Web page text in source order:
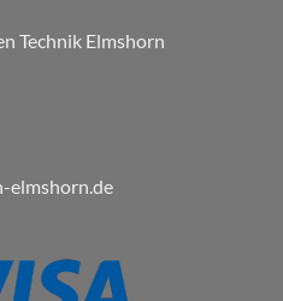
Technik Elmshorn
elmshorn.de